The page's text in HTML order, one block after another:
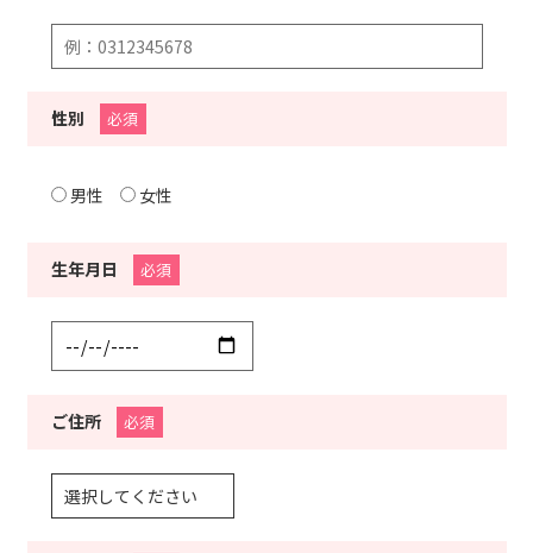
性別 必須
男性 女性
生年月日 必須
ご住所 必須